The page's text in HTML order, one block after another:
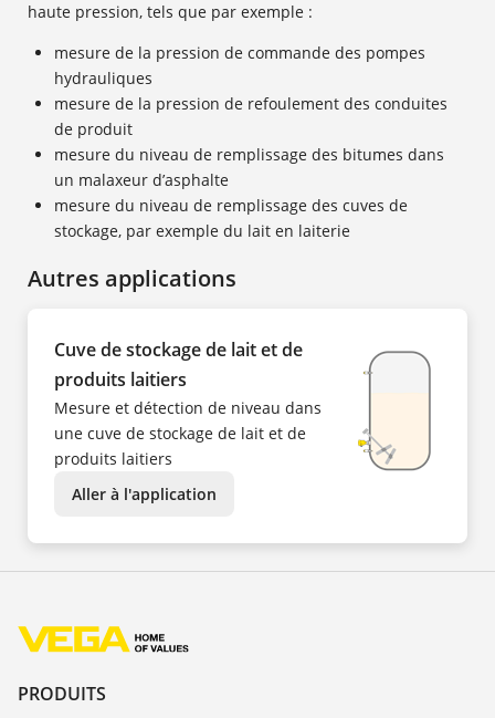
haute pression, tels que par exemple :
mesure de la pression de commande des pompes
hydrauliques
mesure de la pression de refoulement des conduites
de produit
mesure du niveau de remplissage des bitumes dans
un malaxeur d’asphalte
mesure du niveau de remplissage des cuves de
stockage, par exemple du lait en laiterie
Autres applications
Cuve de stockage de lait et de
produits laitiers
Mesure et détection de niveau dans
une cuve de stockage de lait et de
produits laitiers
Aller à l'application
PRODUITS